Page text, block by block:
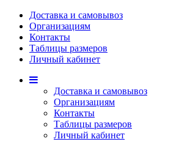
Доставка и самовывоз
Организациям
Контакты
Таблицы размеров
Личный кабинет
Доставка и самовывоз
Организациям
Контакты
Таблицы размеров
Личный кабинет